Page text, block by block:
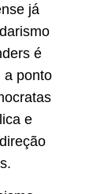
já
é
a ponto
e